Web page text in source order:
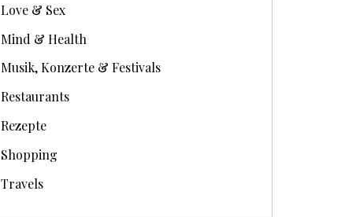
Love & Sex
Mind & Health
Musik, Konzerte & Festivals
Restaurants
Rezepte
Shopping
Travels